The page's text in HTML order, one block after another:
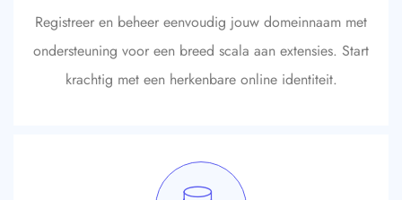
Registreer en beheer eenvoudig jouw domeinnaam met
ondersteuning voor een breed scala aan extensies. Start
krachtig met een herkenbare online identiteit.